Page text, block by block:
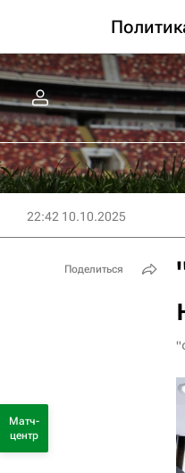
22:42 10.10.2025
Поделиться
Матч-
центр